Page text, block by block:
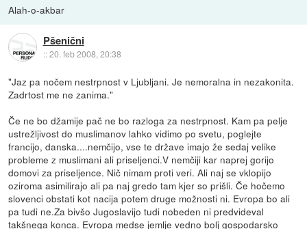
Alah-o-akbar
Pšenični
::20. feb 2008, 20:38
"Jaz pa nočem nestrpnost v Ljubljani. Je nemoralna in nezakonita.
Zadrtost me ne zanima."
Če ne bo džamije pač ne bo razloga za nestrpnost. Kam pa pelje
ustrežljivost do muslimanov lahko vidimo po svetu, poglejte
francijo, danska....nemčijo, vse te države imajo že sedaj velike
probleme z muslimani ali priseljenci.V nemčiji kar naprej gorijo
domovi za priseljence. Nič nimam proti veri. Ali naj se vklopijo
oziroma asimilirajo ali pa naj gredo tam kjer so prišli. Če hočemo
slovenci obstati kot nacija potem druge možnosti ni. Evropa bo ali
pa tudi ne.Za bivšo Jugoslavijo tudi nobeden ni predvideval
takšnega konca. Evropa medse jemlje vedno bolj gospodarsko